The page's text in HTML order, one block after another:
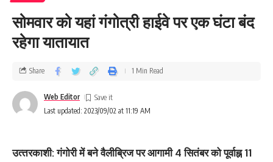
सोमवार को यहां गंगोत्री हाईवे पर एक घंटा बंद
रहेगा यातायात
Last updated: 2023/09/02 at 11:19 AM
Web Editor
Share 1 Min Read
उत्‍तरकाशी: गंगोरी में बने वैलीब्रिज पर आगामी 4 सितंबर को पूर्वाह्न 11